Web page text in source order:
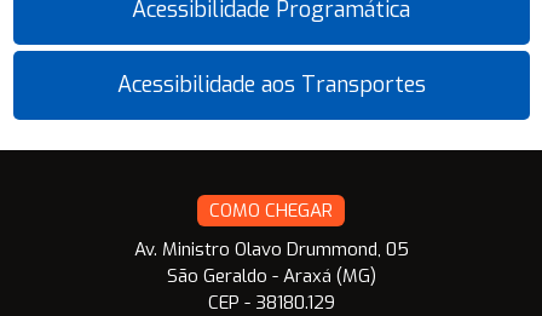
Acessibilidade Programática
Acessibilidade aos Transportes
COMO CHEGAR
Av. Ministro Olavo Drummond, 05
São Geraldo - Araxá (MG)
CEP - 38180.129